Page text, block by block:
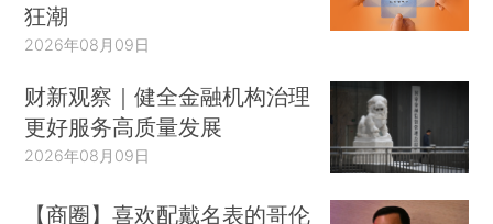
狂潮
2026年08月09日
财新观察｜健全金融机构治理
更好服务高质量发展
2026年08月09日
【商圈】喜欢配戴名表的哥伦